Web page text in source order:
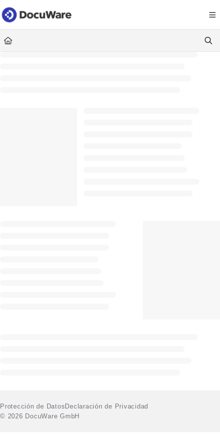
Documentation Index
Fetch the complete documentation index at: https://
Use this file to discover all available pages before exploring further.
Protección de DatosDeclaración de Privacidad
© 2026 DocuWare GmbH